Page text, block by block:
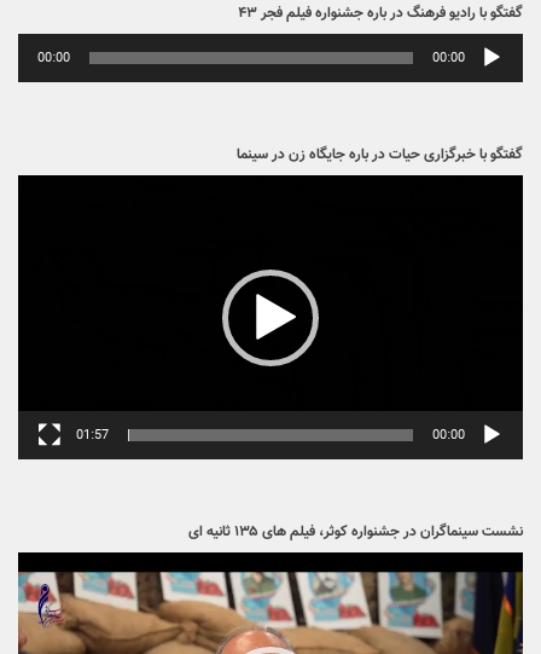
گفتگو با رادیو فرهنگ در باره جشنواره فیلم فجر ۴۳
پخش‌کننده
صوت
00:00
00:00
گفتگو با خبرگزاری حیات در باره جایگاه زن در سینما
00:00
01:57
نشست سینماگران در جشنواره کوثر، فیلم های ۱۳۵ ثانیه ای
ویدیو